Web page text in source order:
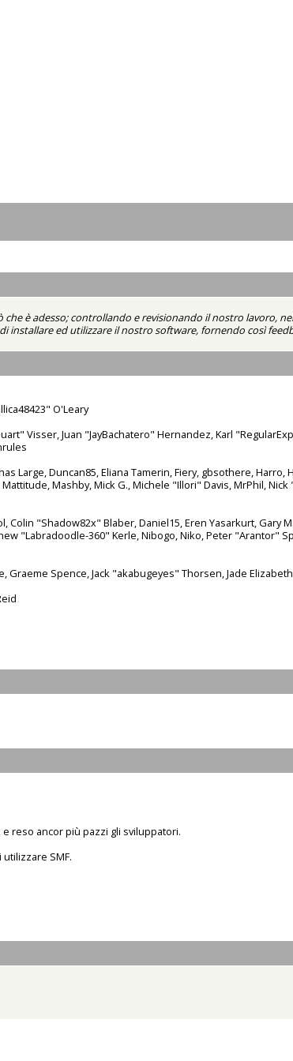
è adesso; controllando e revisionando il nostro lavoro,
ed utilizzare il nostro software, fornendo così
O'Leary
Visser, Juan "JayBachatero" Hernandez, Karl
Large, Duncan85, Eliana Tamerin, Fiery, gbsothere,
Mashby, Mick G., Michele "Illori" Davis, MrPhil,
"Shadow82x" Blaber, Daniel15, Eren Yasarkurt, Gary
"Labradoodle-360" Kerle, Nibogo, Niko, Peter "Arantor"
Spence, Jack "akabugeyes" Thorsen, Jade
reso ancor più pazzi gli sviluppatori.
SMF.